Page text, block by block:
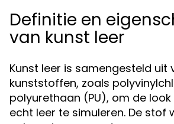
Definitie en
van kunst leer
Kunst leer is samengesteld uit
kunststoffen, zoals
polyurethaan (PU), om de
echt leer te simuleren. De stof